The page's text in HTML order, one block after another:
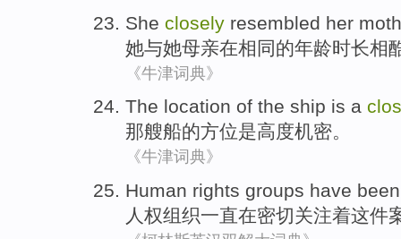
She closely resembled her
她与她母亲在相同的年龄时长相
《牛津词典》
The location of the ship is a
那艘船的方位是高度机密。
《牛津词典》
Human rights groups have been
人权组织一直在密切关注着这件